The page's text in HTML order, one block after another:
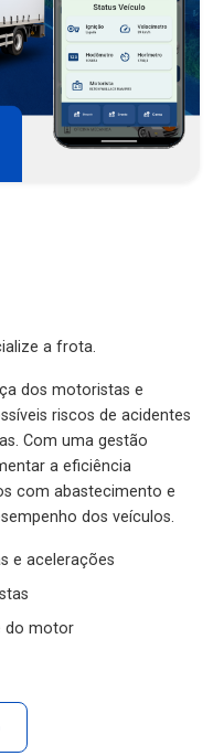
a frota.
dos motoristas e
riscos de acidentes
Com uma gestão
a eficiência
com abastecimento e
dos veículos.
e acelerações
do motor